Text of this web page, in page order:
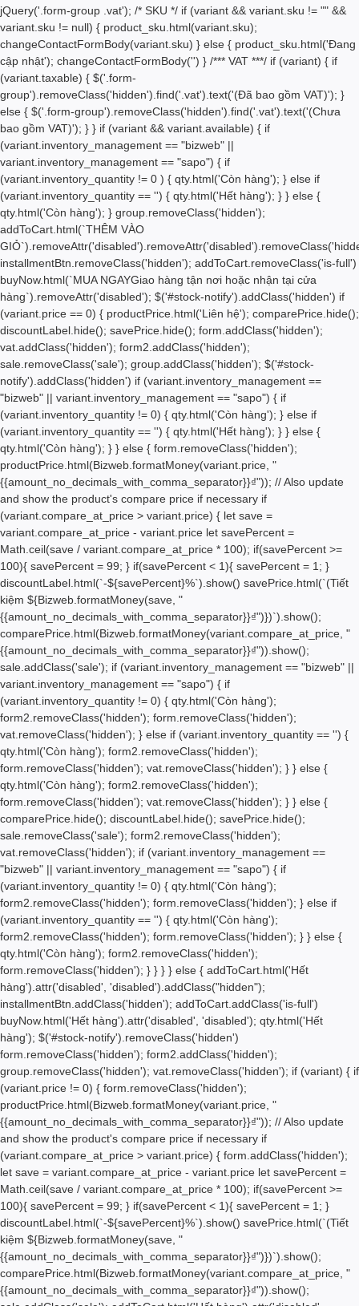
jQuery('.form-group .vat'); /* SKU */ if (variant && variant.sku != "" &&
variant.sku != null) { product_sku.html(variant.sku);
changeContactFormBody(variant.sku) } else { product_sku.html('Đang
cập nhật'); changeContactFormBody('') } /*** VAT ***/ if (variant) { if
(variant.taxable) { $('.form-
group').removeClass('hidden').find('.vat').text('(Đã bao gồm VAT)'); }
else { $('.form-group').removeClass('hidden').find('.vat').text('(Chưa
bao gồm VAT)'); } } if (variant && variant.available) { if
(variant.inventory_management == "bizweb" ||
variant.inventory_management == "sapo") { if
(variant.inventory_quantity != 0 ) { qty.html('Còn hàng'); } else if
(variant.inventory_quantity == '') { qty.html('Hết hàng'); } } else {
qty.html('Còn hàng'); } group.removeClass('hidden');
addToCart.html(`THÊM VÀO
installmentBtn.removeClass('hidden'); addToCart.removeClass('is-full')
buyNow.html(`MUA NGAYGiao hàng tận nơi hoặc nhận tại cửa
hàng`).removeAttr('disabled'); $('#stock-notify').addClass('hidden') if
(variant.price == 0) { productPrice.html('Liên hệ'); comparePrice.hide();
discountLabel.hide(); savePrice.hide(); form.addClass('hidden');
vat.addClass('hidden'); form2.addClass('hidden');
sale.removeClass('sale'); group.addClass('hidden'); $('#stock-
notify').addClass('hidden') if (variant.inventory_management ==
"bizweb" || variant.inventory_management == "sapo") { if
(variant.inventory_quantity != 0) { qty.html('Còn hàng'); } else if
(variant.inventory_quantity == '') { qty.html('Hết hàng'); } } else {
qty.html('Còn hàng'); } } else { form.removeClass('hidden');
productPrice.html(Bizweb.formatMoney(variant.price, "
{{amount_no_decimals_with_comma_separator}}₫")); // Also update
and show the product's compare price if necessary if
(variant.compare_at_price > variant.price) { let save =
variant.compare_at_price - variant.price let savePercent =
Math.ceil(save / variant.compare_at_price * 100); if(savePercent >=
100){ savePercent = 99; } if(savePercent < 1){ savePercent = 1; }
discountLabel.html(`-${savePercent}%`).show() savePrice.html(`(Tiết
kiệm ${Bizweb.formatMoney(save, "
{{amount_no_decimals_with_comma_separator}}₫")})`).show();
comparePrice.html(Bizweb.formatMoney(variant.compare_at_price, "
{{amount_no_decimals_with_comma_separator}}₫")).show();
sale.addClass('sale'); if (variant.inventory_management == "bizweb" ||
variant.inventory_management == "sapo") { if
(variant.inventory_quantity != 0) { qty.html('Còn hàng');
form2.removeClass('hidden'); form.removeClass('hidden');
vat.removeClass('hidden'); } else if (variant.inventory_quantity == '') {
qty.html('Còn hàng'); form2.removeClass('hidden');
form.removeClass('hidden'); vat.removeClass('hidden'); } } else {
qty.html('Còn hàng'); form2.removeClass('hidden');
form.removeClass('hidden'); vat.removeClass('hidden'); } } else {
comparePrice.hide(); discountLabel.hide(); savePrice.hide();
sale.removeClass('sale'); form2.removeClass('hidden');
vat.removeClass('hidden'); if (variant.inventory_management ==
"bizweb" || variant.inventory_management == "sapo") { if
(variant.inventory_quantity != 0) { qty.html('Còn hàng');
form2.removeClass('hidden'); form.removeClass('hidden'); } else if
(variant.inventory_quantity == '') { qty.html('Còn hàng');
form2.removeClass('hidden'); form.removeClass('hidden'); } } else {
qty.html('Còn hàng'); form2.removeClass('hidden');
form.removeClass('hidden'); } } } } else { addToCart.html('Hết
hàng').attr('disabled', 'disabled').addClass("hidden");
installmentBtn.addClass('hidden'); addToCart.addClass('is-full')
buyNow.html('Hết hàng').attr('disabled', 'disabled'); qty.html('Hết
hàng'); $('#stock-notify').removeClass('hidden')
form.removeClass('hidden'); form2.addClass('hidden');
group.removeClass('hidden'); vat.removeClass('hidden'); if (variant) { if
(variant.price != 0) { form.removeClass('hidden');
productPrice.html(Bizweb.formatMoney(variant.price, "
{{amount_no_decimals_with_comma_separator}}₫")); // Also update
and show the product's compare price if necessary if
(variant.compare_at_price > variant.price) { form.addClass('hidden');
let save = variant.compare_at_price - variant.price let savePercent =
Math.ceil(save / variant.compare_at_price * 100); if(savePercent >=
100){ savePercent = 99; } if(savePercent < 1){ savePercent = 1; }
discountLabel.html(`-${savePercent}%`).show() savePrice.html(`(Tiết
kiệm ${Bizweb.formatMoney(save, "
{{amount_no_decimals_with_comma_separator}}₫")})`).show();
comparePrice.html(Bizweb.formatMoney(variant.compare_at_price, "
{{amount_no_decimals_with_comma_separator}}₫")).show();